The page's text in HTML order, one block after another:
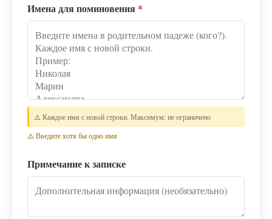
Имена для поминовения *
⚠️ Каждое имя с новой строки. Максимум: не ограничено
⚠️ Введите хотя бы одно имя
Примечание к записке